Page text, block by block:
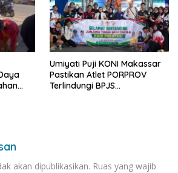
Umiyati Puji KONI Makassar
Pastikan Atlet PORPROV
Terlindungi BPJS
akan dipublikasikan. Ruas yang wajib